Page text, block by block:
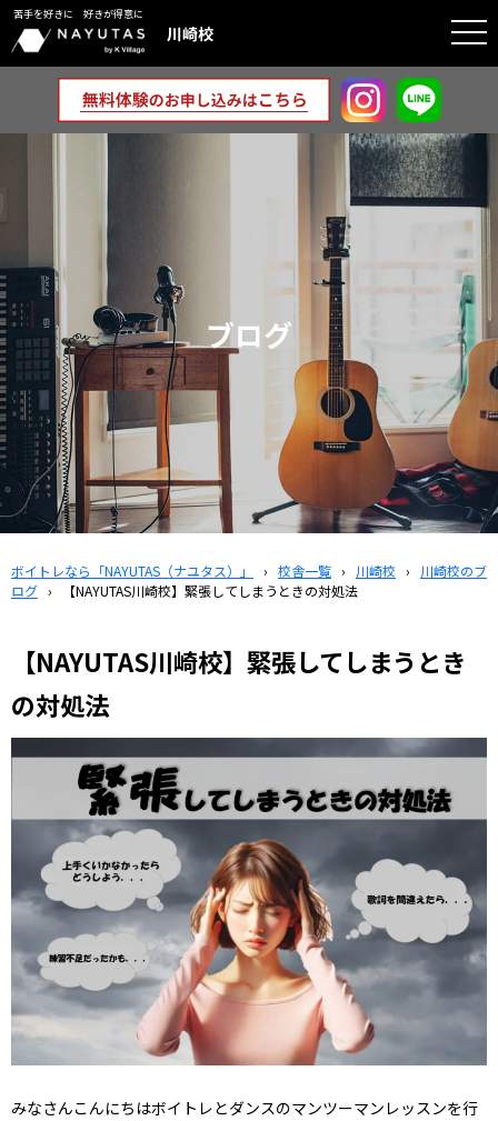
苦手を好きに 好きが得意に
川崎校
ブログ
ボイトレなら「NAYUTAS（ナユタス）」 › 校舎一覧 › 川崎校 ›
川崎校のブ
ログ › 【NAYUTAS川崎校】緊張してしまうときの対処法
【NAYUTAS川崎校】緊張してしまうとき
の対処法
みなさんこんにちはボイトレとダンスのマンツーマンレッスンを行